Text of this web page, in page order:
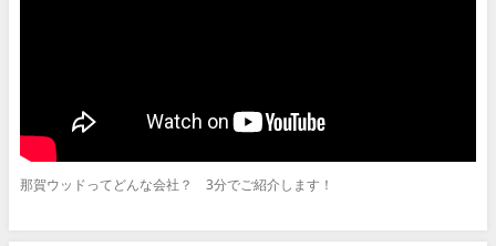
那賀ウッドってどんな会社？ 3分でご紹介します！